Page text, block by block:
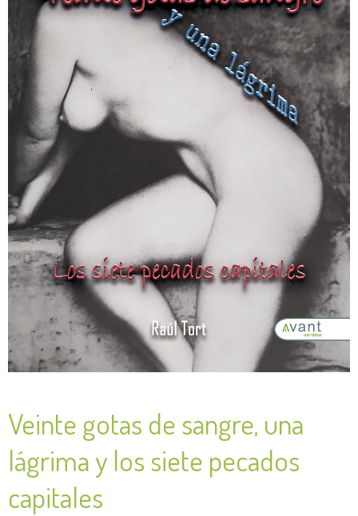
Veinte gotas de sangre, una
lágrima y los siete pecados
capitales